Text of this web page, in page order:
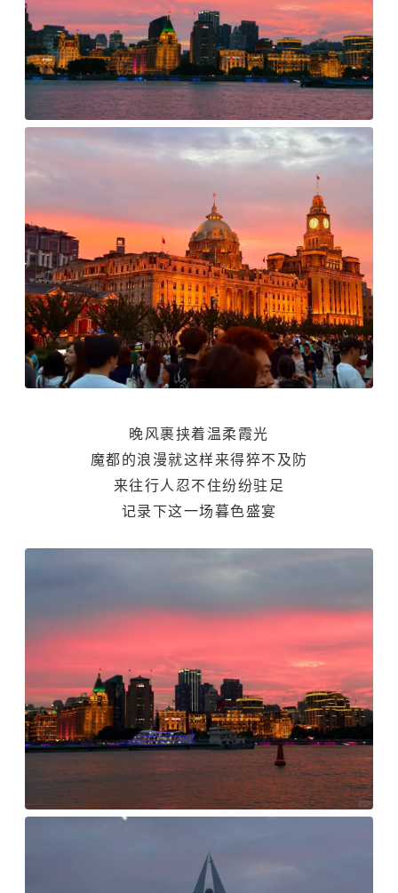
晚风裹挟着温柔霞光
魔都的浪漫就这样来得猝不及防
来往行人忍不住纷纷驻足
记录下这一场暮色盛宴